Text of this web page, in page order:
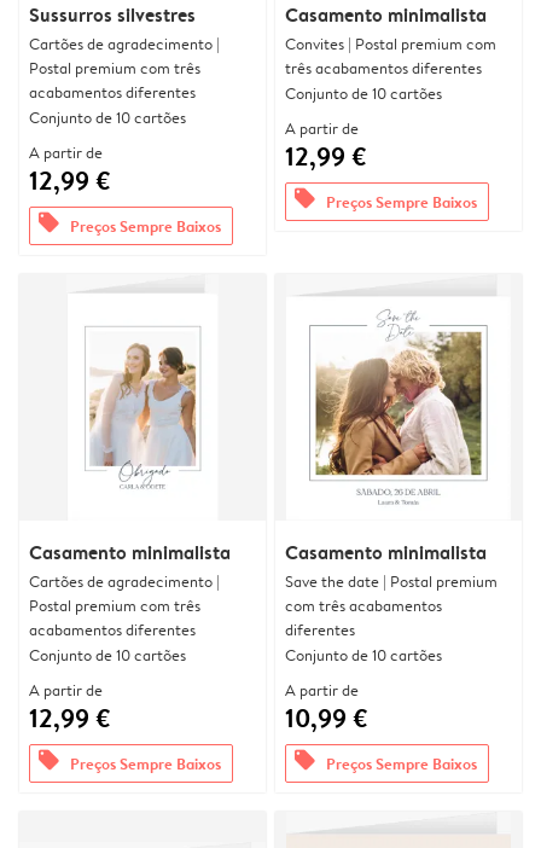
Sussurros silvestres
Cartões de agradecimento |
Postal premium com três
acabamentos diferentes
Conjunto de 10 cartões
A partir de
12,99 €
offers Preços Sempre Baixos
Casamento minimalista
Convites | Postal premium com
três acabamentos diferentes
Conjunto de 10 cartões
A partir de
12,99 €
offers Preços Sempre Baixos
Casamento minimalista
Cartões de agradecimento |
Postal premium com três
acabamentos diferentes
Conjunto de 10 cartões
A partir de
12,99 €
offers Preços Sempre Baixos
Casamento minimalista
Save the date | Postal premium
com três acabamentos
diferentes
Conjunto de 10 cartões
A partir de
10,99 €
offers Preços Sempre Baixos